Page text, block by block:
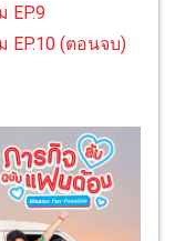
EP.9
EP.10 (ตอนจบ)